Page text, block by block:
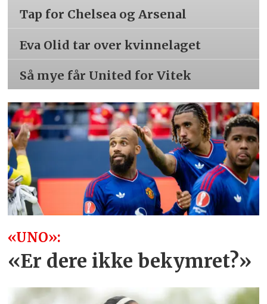
Tap for Chelsea og Arsenal
Eva Olid tar over kvinnelaget
Så mye får United for Vitek
«UNO»:
«Er dere ikke bekymret?»